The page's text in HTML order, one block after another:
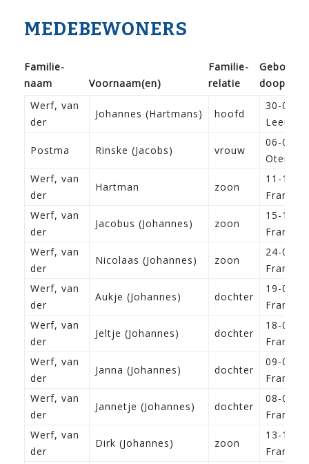
MEDEBEWONERS
Familie­
naam
Voor­naam(en)
Familie­
relatie
doop
Werf, van
der
Johannes (Hartmans) hoofd
30-05-
Postma Rinske (Jacobs) vrouw
06-05-
Werf, van
der
Hartman zoon
11-10-
Werf, van
der
Jacobus (Johannes) zoon
15-12-
Werf, van
der
Nicolaas (Johannes) zoon
24-02-
Werf, van
der
Aukje (Johannes) dochter
19-02-
Werf, van
der
Jeltje (Johannes) dochter
18-04-
Werf, van
der
Janna (Johannes) dochter
09-06-
Werf, van
der
Jannetje (Johannes) dochter
08-08-
Werf, van
der
Dirk (Johannes) zoon
13-11-